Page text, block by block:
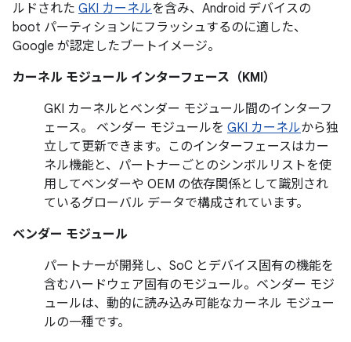
ルドされた GKI カーネルを含み、Android デバイスの
boot パーティションにフラッシュするのに適した、
Google が認定したブートイメージ。
カーネル モジュール インターフェース（KMI）
GKI カーネルとベンダー モジュール間のインターフ
ェース。 ベンダー モジュールを GKI カーネルから独
立して更新できます。このインターフェースはカー
ネル機能と、パートナーごとのシンボルリストを使
用してベンダーや OEM の依存関係として識別され
ているグローバル データで構成されています。
ベンダー モジュール
パートナーが開発し、SoC とデバイス固有の機能を
含むハードウェア固有のモジュール。ベンダー モジ
ュールは、動的に読み込み可能なカーネル モジュー
ルの一種です。